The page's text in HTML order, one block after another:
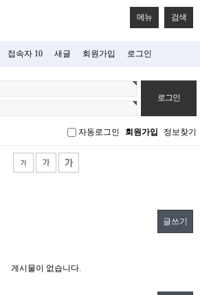
메뉴 검색
접속자 10 새글 회원가입 로그인
자동로그인 회원가입 정보찾기
글쓰기
게시물이 없습니다.